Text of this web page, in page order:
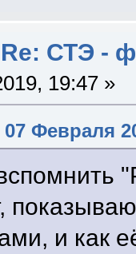
Re: СТЭ -
19:47 »
Февраля
и как